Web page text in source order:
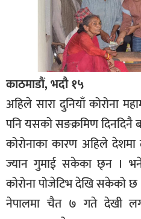
काठमाडौं, भदौ १५
अहिले सारा दुनियाँ कोरोना
पनि यसको सङक्रमिण दिनदिनै
कोरोनाका कारण अहिले
ज्यान गुमाई सकेका छ्न ।
कोरोना पोजेटिभ देखि सकेको छ
नेपालमा चैत ७ गते देखी